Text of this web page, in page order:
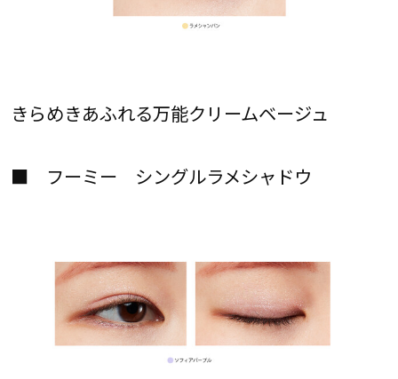
きらめきあふれる万能クリームベージュ
■ フーミー シングルラメシャドウ